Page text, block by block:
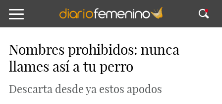
Nombres prohibidos: nunca
llames así a tu perro
Descarta desde ya estos apodos